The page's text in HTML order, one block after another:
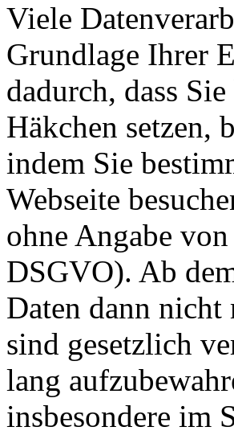
Viele
Grundlage Ihrer
dadurch, dass
Häkchen setzen,
indem Sie
Webseite
ohne Angabe
DSGVO). Ab
Daten dann
sind gesetzlich
lang
insbesondere im